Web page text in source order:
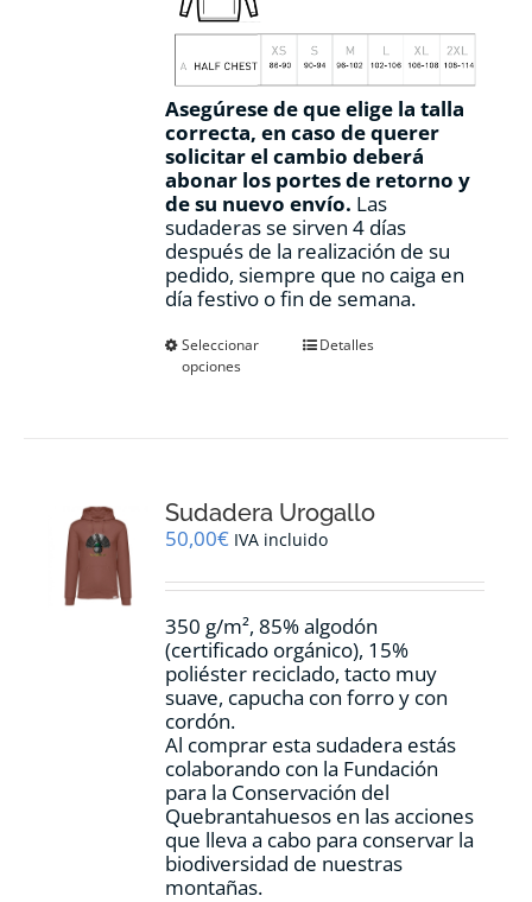
Asegúrese de que elige la talla
correcta, en caso de querer
solicitar el cambio deberá
abonar los portes de retorno y
de su nuevo envío. Las
sudaderas se sirven 4 días
después de la realización de su
pedido, siempre que no caiga en
día festivo o fin de semana.
Seleccionar
opciones
Este
se
pueden
en
página
de
producto
Detalles
Sudadera Urogallo
50,00€ IVA incluido
350 g/m², 85% algodón
(certificado orgánico), 15%
poliéster reciclado, tacto muy
suave, capucha con forro y con
cordón.
Al comprar esta sudadera estás
colaborando con la Fundación
para la Conservación del
Quebrantahuesos en las acciones
que lleva a cabo para conservar la
biodiversidad de nuestras
montañas.